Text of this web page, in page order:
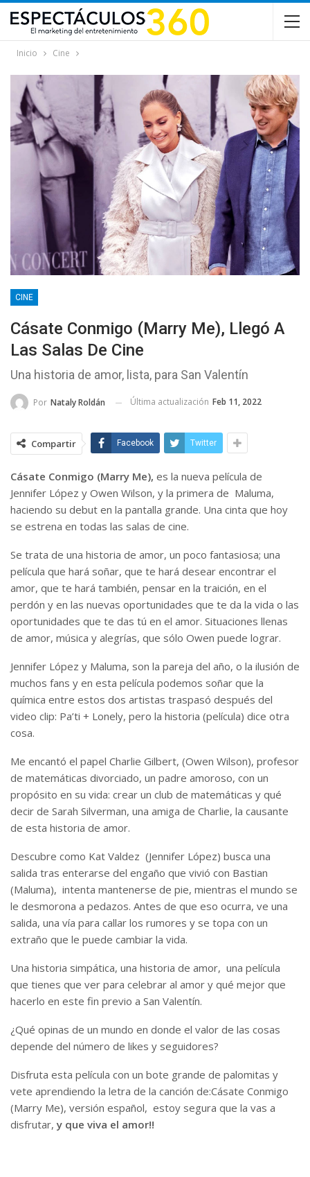
Inicio Cine
CINE
Cásate Conmigo (Marry Me), Llegó A
Las Salas De Cine
Una historia de amor, lista, para San Valentín
Por Nataly Roldán Última actualización Feb 11, 2022
Compartir Facebook Twitter
Cásate Conmigo (Marry Me), es la nueva película de
Jennifer López y Owen Wilson, y la primera de Maluma,
haciendo su debut en la pantalla grande. Una cinta que hoy
se estrena en todas las salas de cine.
Se trata de una historia de amor, un poco fantasiosa; una
película que hará soñar, que te hará desear encontrar el
amor, que te hará también, pensar en la traición, en el
perdón y en las nuevas oportunidades que te da la vida o las
oportunidades que te das tú en el amor. Situaciones llenas
de amor, música y alegrías, que sólo Owen puede lograr.
Jennifer López y Maluma, son la pareja del año, o la ilusión de
muchos fans y en esta película podemos soñar que la
química entre estos dos artistas traspasó después del
video clip: Pa’ti + Lonely, pero la historia (película) dice otra
cosa.
Me encantó el papel Charlie Gilbert, (Owen Wilson), profesor
de matemáticas divorciado, un padre amoroso, con un
propósito en su vida: crear un club de matemáticas y qué
decir de Sarah Silverman, una amiga de Charlie, la causante
de esta historia de amor.
Descubre como Kat Valdez (Jennifer López) busca una
salida tras enterarse del engaño que vivió con Bastian
(Maluma), intenta mantenerse de pie, mientras el mundo se
le desmorona a pedazos. Antes de que eso ocurra, ve una
salida, una vía para callar los rumores y se topa con un
extraño que le puede cambiar la vida.
Una historia simpática, una historia de amor, una película
que tienes que ver para celebrar al amor y qué mejor que
hacerlo en este fin previo a San Valentín.
¿Qué opinas de un mundo en donde el valor de las cosas
depende del número de likes y seguidores?
Disfruta esta película con un bote grande de palomitas y
vete aprendiendo la letra de la canción de:Cásate Conmigo
(Marry Me), versión español, estoy segura que la vas a
disfrutar, y que viva el amor!!